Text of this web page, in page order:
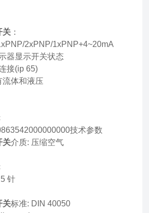
关 ：
2xPNP/1xPNP+4~20mA
器显示开关状态
接(ip 65)
流体和液压
技术参数
关介质: 压缩空气
针
关标准: DIN 40050